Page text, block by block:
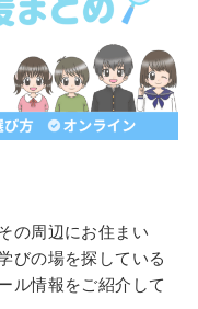
の周辺にお住まい
びの場を探している
ル情報をご紹介して